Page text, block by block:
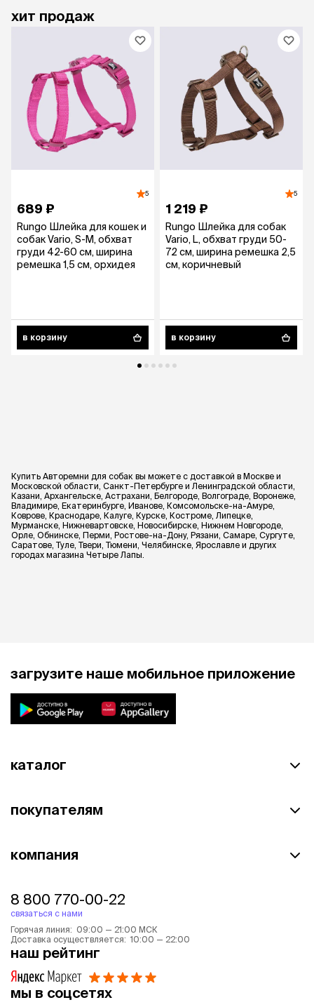
хит продаж
5
689 ₽
Rungo Шлейка для кошек и
собак Vario, S-M, обхват
груди 42-60 см, ширина
ремешка 1,5 см, орхидея
в корзину
5
1 219 ₽
Rungo Шлейка для собак
Vario, L, обхват груди 50-
72 см, ширина ремешка 2,5
см, коричневый
в корзину
Купить Авторемни для собак вы можете с доставкой в Москве и
Московской области, Санкт-Петербурге и Ленинградской области,
Казани, Архангельске, Астрахани, Белгороде, Волгограде, Воронеже,
Владимире, Екатеринбурге, Иванове, Комсомольске-на-Амуре,
Коврове, Краснодаре, Калуге, Курске, Костроме, Липецке,
Мурманске, Нижневартовске, Новосибирске, Нижнем Новгороде,
Орле, Обнинске, Перми, Ростове-на-Дону, Рязани, Самаре, Сургуте,
Саратове, Туле, Твери, Тюмени, Челябинске, Ярославле и других
городах магазина Четыре Лапы.
загрузите наше мобильное приложение
каталог
покупателям
компания
8 800 770-00-22
связаться с нами
Горячая линия: 09:00 — 21:00 МСК
Доставка осуществляется: 10:00 — 22:00
наш рейтинг
мы в соцсетях